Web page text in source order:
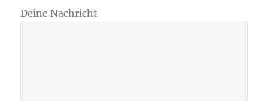
Deine Nachricht